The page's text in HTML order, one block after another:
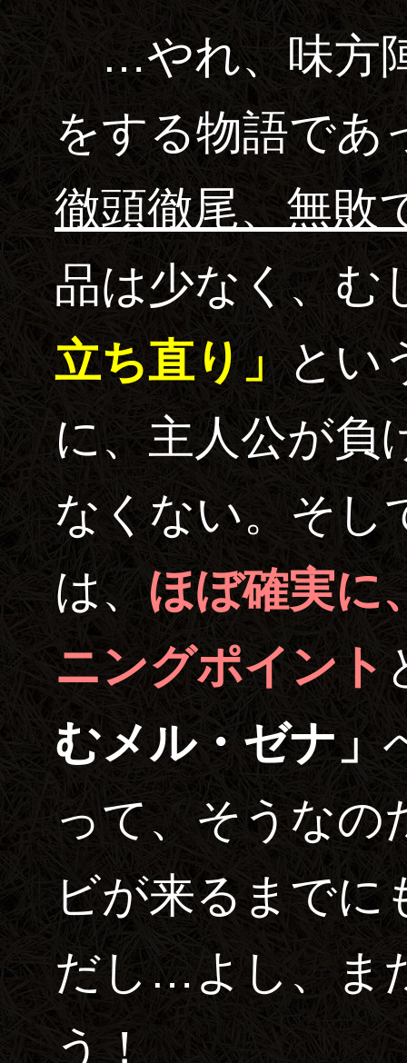
…やれ、味方
をする物語であ
徹頭徹尾、無敗
品は少なく、む
立ち直り」とい
に、主人公が負
なくない。そし
は、ほぼ確実に
ニングポイント
むメル・ゼナ」
って、そうなの
ビが来るまでに
だし…よし、ま
う！